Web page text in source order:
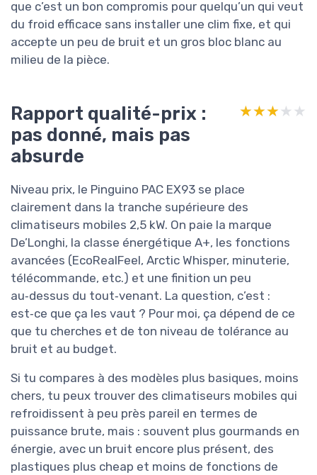
que c’est un bon compromis pour quelqu’un qui veut
du froid efficace sans installer une clim fixe, et qui
accepte un peu de bruit et un gros bloc blanc au
milieu de la pièce.
Rapport qualité-prix :
pas donné, mais pas
absurde
★★★★★
★★★★★
Niveau prix, le Pinguino PAC EX93 se place
clairement dans la tranche supérieure des
climatiseurs mobiles 2,5 kW. On paie la marque
De’Longhi, la classe énergétique A+, les fonctions
avancées (EcoRealFeel, Arctic Whisper, minuterie,
télécommande, etc.) et une finition un peu
au‑dessus du tout‑venant. La question, c’est :
est‑ce que ça les vaut ? Pour moi, ça dépend de ce
que tu cherches et de ton niveau de tolérance au
bruit et au budget.
Si tu compares à des modèles plus basiques, moins
chers, tu peux trouver des climatiseurs mobiles qui
refroidissent à peu près pareil en termes de
puissance brute, mais : souvent plus gourmands en
énergie, avec un bruit encore plus présent, des
plastiques plus cheap et moins de fonctions de